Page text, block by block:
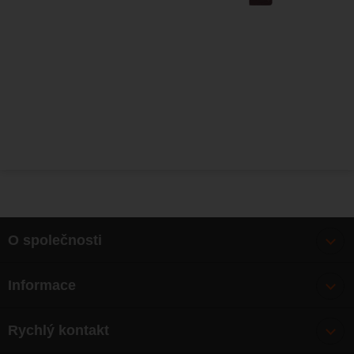
O společnosti
O nás
Mapa webu
Rychlý kontakt
Informace
Výměna, vrácení zboží